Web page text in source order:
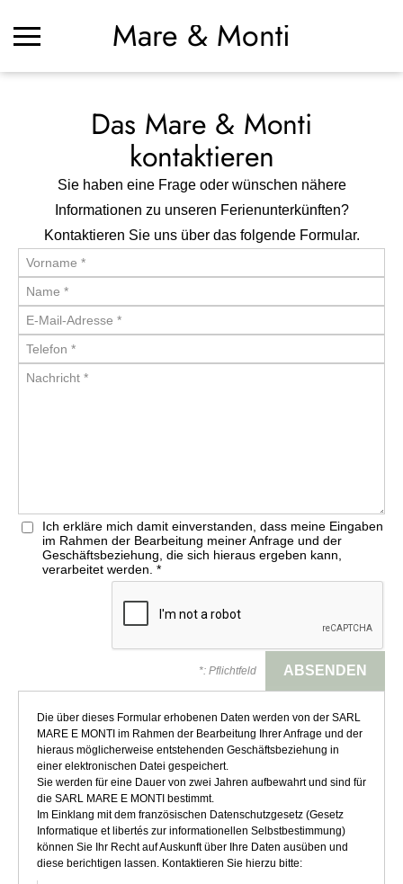
Mare & Monti
Das Mare & Monti
kontaktieren
Sie haben eine Frage oder wünschen nähere
Informationen zu unseren Ferienunterkünften?
Kontaktieren Sie uns über das folgende Formular.
Ich erkläre mich damit einverstanden, dass meine Eingaben
im Rahmen der Bearbeitung meiner Anfrage und der
Geschäftsbeziehung, die sich hieraus ergeben kann,
verarbeitet werden. *
*: Pflichtfeld
Die über dieses Formular erhobenen Daten werden von der SARL
MARE E MONTI im Rahmen der Bearbeitung Ihrer Anfrage und der
hieraus möglicherweise entstehenden Geschäftsbeziehung in
einer elektronischen Datei gespeichert.
Sie werden für eine Dauer von zwei Jahren aufbewahrt und sind für
die SARL MARE E MONTI bestimmt.
Im Einklang mit dem französischen Datenschutzgesetz (Gesetz
Informatique et libertés zur informationellen Selbstbestimmung)
können Sie Ihr Recht auf Auskunft über Ihre Daten ausüben und
diese berichtigen lassen. Kontaktieren Sie hierzu bitte: